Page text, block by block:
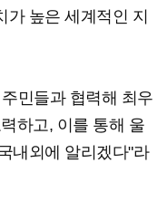
높은 세계적인 지
민들과 협력해 최우
하고, 이를 통해 울
내외에 알리겠다"라